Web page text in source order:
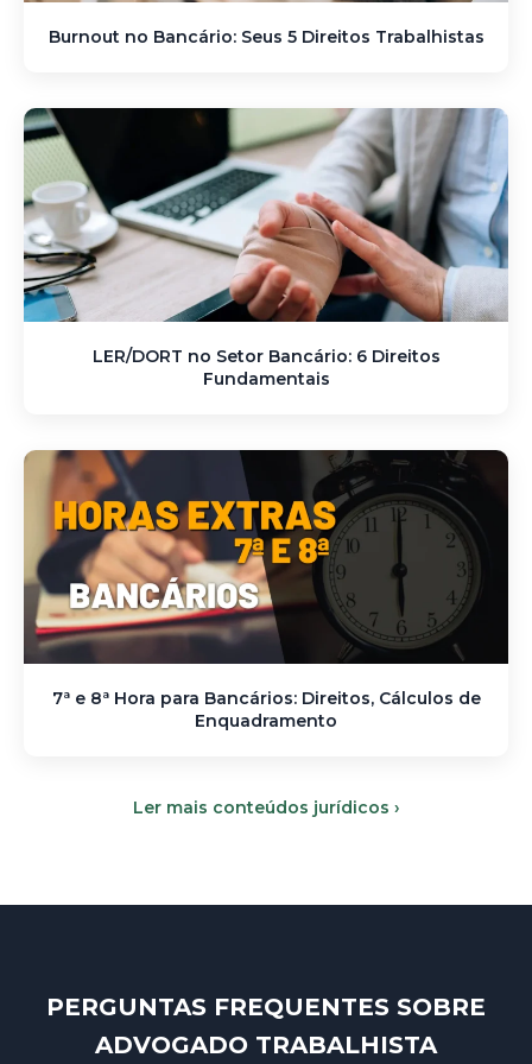
Burnout no Bancário: Seus 5 Direitos Trabalhistas
LER/DORT no Setor Bancário: 6 Direitos
Fundamentais
7ª e 8ª Hora para Bancários: Direitos, Cálculos de
Enquadramento
Ler mais conteúdos jurídicos ›
PERGUNTAS FREQUENTES SOBRE
ADVOGADO TRABALHISTA